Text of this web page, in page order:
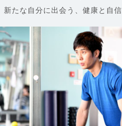
新たな自分に出会う、健康と自